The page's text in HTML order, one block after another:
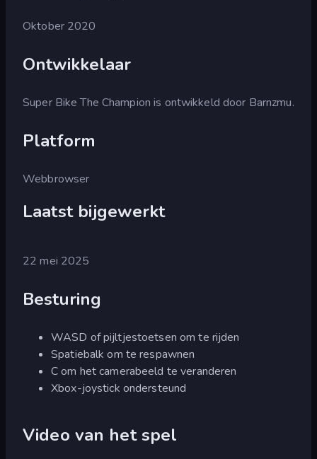
Oktober 2020
Ontwikkelaar
Super Bike The Champion is ontwikkeld door Barnzmu.
Platform
Webbrowser
Laatst bijgewerkt
22 mei 2025
Besturing
WASD of pijltjestoetsen om te rijden
Spatiebalk om te respawnen
C om het camerabeeld te veranderen
Xbox-joystick ondersteund
Video van het spel